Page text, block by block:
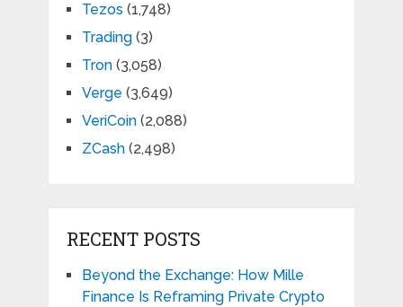
Tezos (1,748)
Trading(3)
Tron(3,058)
Verge (3,649)
VeriCoin(2,088)
ZCash(2,498)
RECENT POSTS
Beyond the Exchange: How Mille
Finance Is Reframing Private Crypto